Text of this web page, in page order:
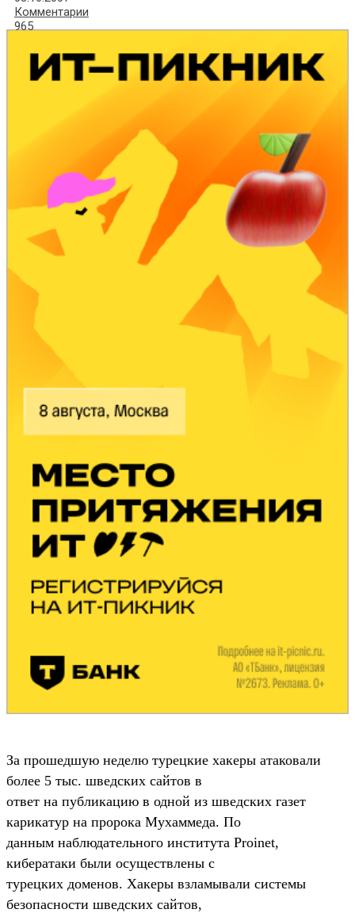
Комментарии
965
За прошедшую неделю турецкие хакеры атаковали
более 5 тыс. шведских сайтов в
ответ на публикацию в одной из шведских газет
карикатур на пророка Мухаммеда. По
данным наблюдательного института Proinet,
кибератаки были осуществлены с
турецких доменов. Хакеры взламывали системы
безопасности шведских сайтов,